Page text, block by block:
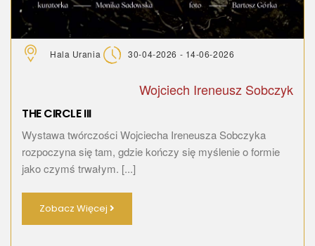
Hala Urania 30-04-2026 - 14-06-2026
Wojciech Ireneusz Sobczyk
THE CIRCLE III
Wystawa twórczości Wojciecha Ireneusza Sobczyka
rozpoczyna się tam, gdzie kończy się myślenie o formie
jako czymś trwałym. [...]
Zobacz Więcej